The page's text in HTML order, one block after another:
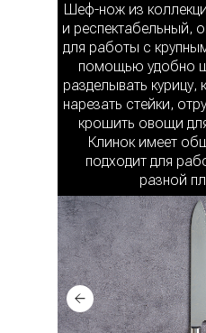
Шеф-нож из
и респектабельный,
для работы с
помощью удобно
разделывать курицу,
нарезать стейки,
крошить овощи
Клинок имеет
подходит для
разной